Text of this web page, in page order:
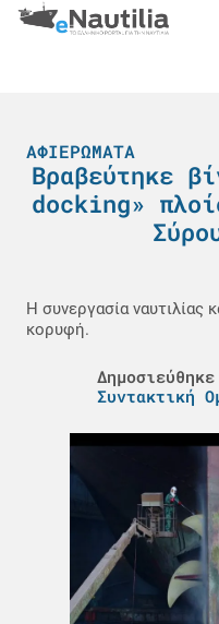
ΑΦΙΕΡΏΜΑΤΑ
Βραβεύτηκε
docking»
Η συνεργασία ναυτιλίας
κορυφή.
Συντακτική